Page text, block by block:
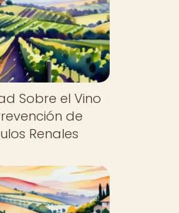
Sobre el Vino
de
Renales